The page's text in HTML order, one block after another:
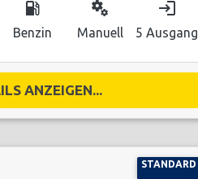
local_gas_station
Benzin
miscellaneous_services
Manuell
login
5 Ausgang
ANZEIGEN...
STANDARD